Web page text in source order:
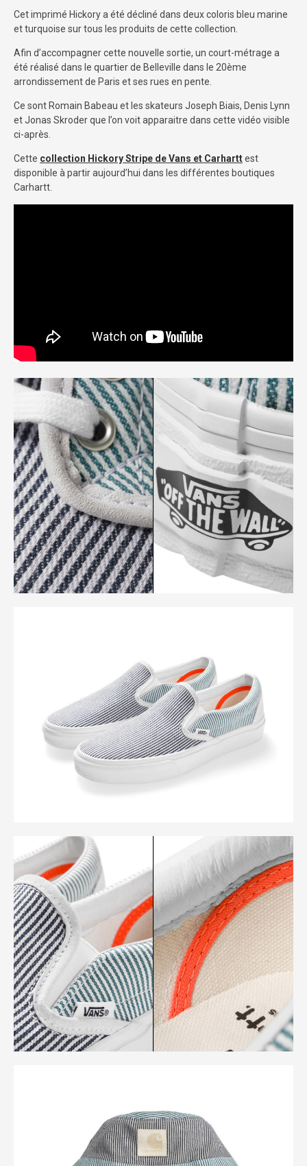
Cet imprimé Hickory a été décliné dans deux coloris bleu marine
et turquoise sur tous les produits de cette collection.
Afin d’accompagner cette nouvelle sortie, un court-métrage a
été réalisé dans le quartier de Belleville dans le 20ème
arrondissement de Paris et ses rues en pente.
Ce sont Romain Babeau et les skateurs Joseph Biais, Denis Lynn
et Jonas Skroder que l’on voit apparaitre dans cette vidéo visible
ci-après.
Cette collection Hickory Stripe de Vans et Carharttest
disponible à partir aujourd’hui dans les différentes boutiques
Carhartt.